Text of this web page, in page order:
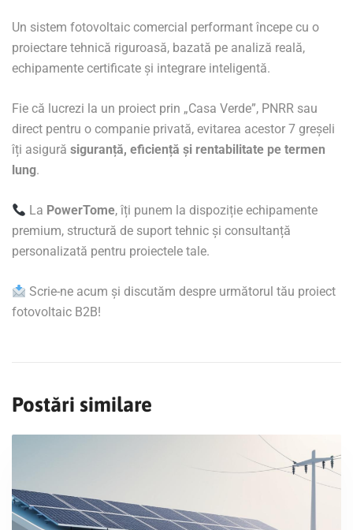
Un sistem fotovoltaic comercial performant începe cu o
proiectare tehnică riguroasă, bazată pe analiză reală,
echipamente certificate și integrare inteligentă.
Fie că lucrezi la un proiect prin „Casa Verde”, PNRR sau
direct pentru o companie privată, evitarea acestor 7 greșeli
îți asigură siguranță, eficiență și rentabilitate pe termen
lung.
La PowerTome, îți punem la dispoziție echipamente
premium, structură de suport tehnic și consultanță
personalizată pentru proiectele tale.
Scrie-ne acum și discutăm despre următorul tău proiect
fotovoltaic B2B!
Postări similare